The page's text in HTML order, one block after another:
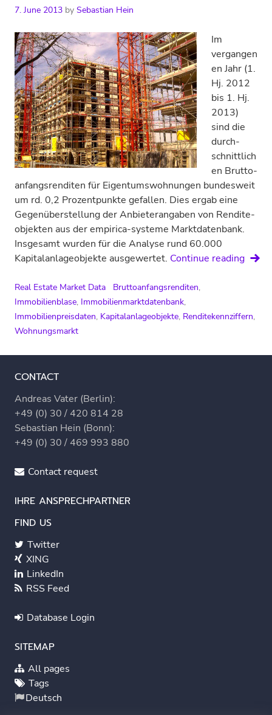
7. June 2013 by Sebastian Hein
Im
vergangen
en Jahr (1.
Hj. 2012
bis 1. Hj.
2013)
sind die
durch­
schnittlich
en Brutto­
anfangs­renditen für Eigentums­wohnungen bundesweit
um rd. 0,2 Prozent­punkte gefallen. Dies ergab eine
Gegen­überstellung der Anbieter­angaben von Rendite­
objekten aus der empirica-systeme Marktdatenbank.
Insgesamt wurden für die Analyse rund 60.000
Kapitalanlage­objekte ausgewertet. Continue reading
Real Estate Market Data Bruttoanfangsrenditen,
Immobilienblase, Immobilienmarktdatenbank,
Immobilienpreisdaten, Kapitalanlageobjekte, Renditekennziffern,
Wohnungsmarkt
CONTACT
Andreas Vater (Berlin):
+49 (0) 30 / 420 814 28
Sebastian Hein (Bonn):
+49 (0) 30 / 469 993 880
Contact request
IHRE ANSPRECHPARTNER
FIND US
Twitter
XING
LinkedIn
RSS Feed
Database Login
SITEMAP
All pages
Tags
Deutsch